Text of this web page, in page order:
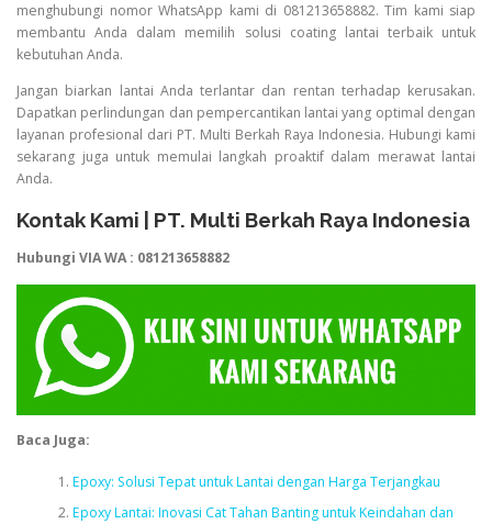
menghubungi nomor WhatsApp kami di 081213658882. Tim kami siap
membantu Anda dalam memilih solusi coating lantai terbaik untuk
kebutuhan Anda.
Jangan biarkan lantai Anda terlantar dan rentan terhadap kerusakan.
Dapatkan perlindungan dan pempercantikan lantai yang optimal dengan
layanan profesional dari PT. Multi Berkah Raya Indonesia. Hubungi kami
sekarang juga untuk memulai langkah proaktif dalam merawat lantai
Anda.
Kontak Kami | PT. Multi Berkah Raya Indonesia
Hubungi VIA WA : 081213658882
Baca Juga:
Epoxy: Solusi Tepat untuk Lantai dengan Harga Terjangkau
Epoxy Lantai: Inovasi Cat Tahan Banting untuk Keindahan dan